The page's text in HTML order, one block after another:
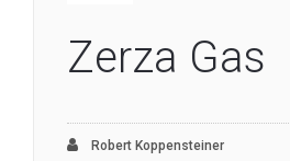
Zerza Gas
Robert Koppensteiner